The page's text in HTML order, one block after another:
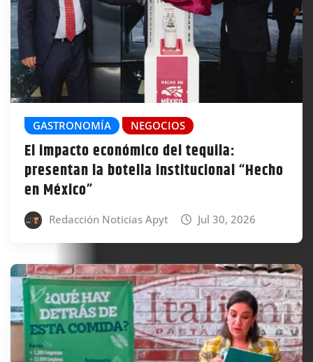
GASTRONOMÍA NEGOCIOS
El impacto económico del tequila:
presentan la botella institucional “Hecho
en México”
Redacción Noticias Apyt Jul 30, 2026